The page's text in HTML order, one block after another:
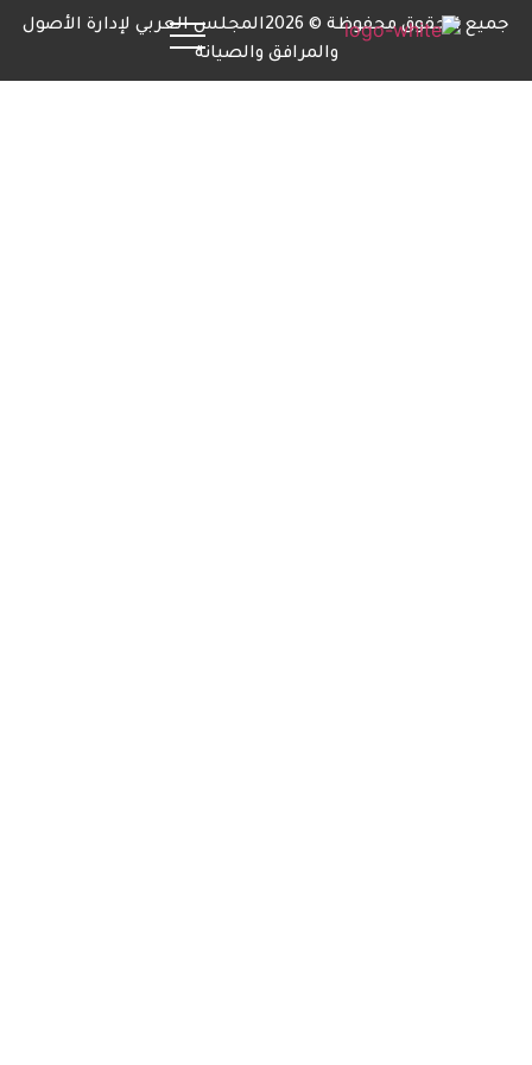
جميع الحقوق محفوظة © 2026المجلس العربي لإدارة الأصول
والمرافق والصيانة